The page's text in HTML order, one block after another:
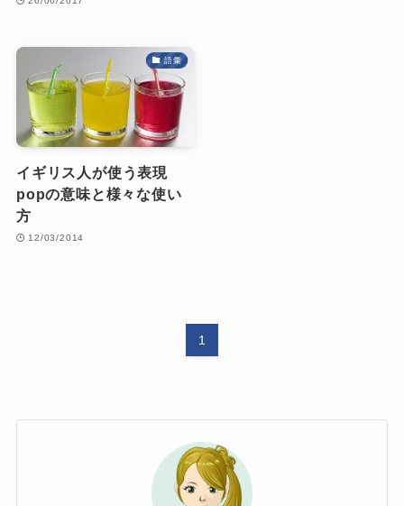
語彙
イギリス人が使う表現
popの意味と様々な使い
方
12/03/2014
1